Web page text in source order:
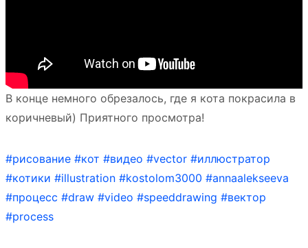
В конце немного обрезалось, где я кота покрасила в
коричневый) Приятного просмотра!
#рисование #кот #видео #vector #иллюстратор
#котики #illustration #kostolom3000 #annaalekseeva
#процесс #draw #video #speeddrawing #вектор
#process